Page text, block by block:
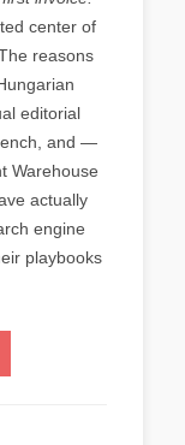
center of
reasons
editorial
and —
Warehouse
actually
engine
playbooks